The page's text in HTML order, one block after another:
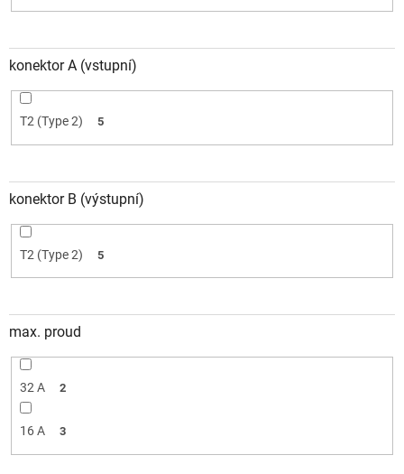
konektor A (vstupní)
T2 (Type 2) 5
konektor B (výstupní)
T2 (Type 2) 5
max. proud
32 A 2
16 A 3